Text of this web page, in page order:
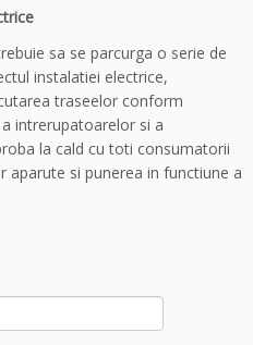
sa se parcurga o serie de
instalatiei electrice,
traseelor conform
intrerupatoarelor si a
la cald cu toti consumatorii
si punerea in functiune a